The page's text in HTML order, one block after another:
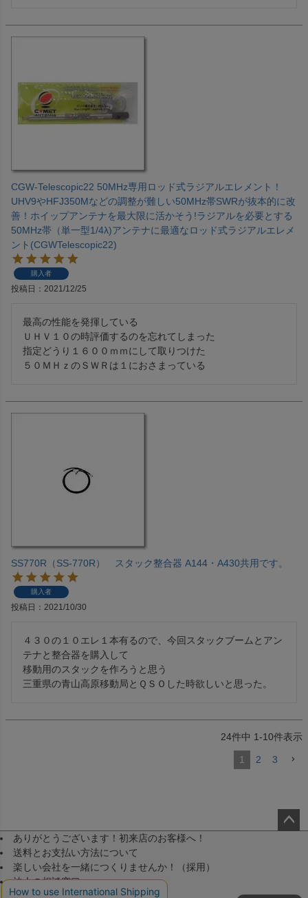
CGW-Telescopic22 50MHz専用ロッド式ラジアルエレメント！
UHV9やHFJ350Mなどの調整が難しい50MHz帯SWRが抜本的に改
善！ホイップアンテナを最大限に活かそう!ラジアルを必要とする
50MHz帯（単一型1/4λ)アンテナに最適なロッド式ラジアルエレメ
ント(CGWTelescopic22)
購入者
投稿日 2021/12/25
最高の性能を発揮している
ＵＨＶ１０の時評価するのを忘れてしまった
指定どうり１６００ｍｍにして取りつけた
SS770R（SS-770R） スタック整合器 A144・A430共用です。
購入者
投稿日 2021/10/30
４３０の１０エレ１本有るので、今回スタックブームとアン
テナと整合器を購入して
移動用のスタックを作ろうと思う
三重県の青山高原移動局とＱＳＯした時欲しいと思った。
24件中 1-10件表示
1 2 3
ありがとうございます！初来店のお客様へ！
送料とお支払い方法について
楽しい会社を一緒につくりませんか！（採用）
法人の相談窓口